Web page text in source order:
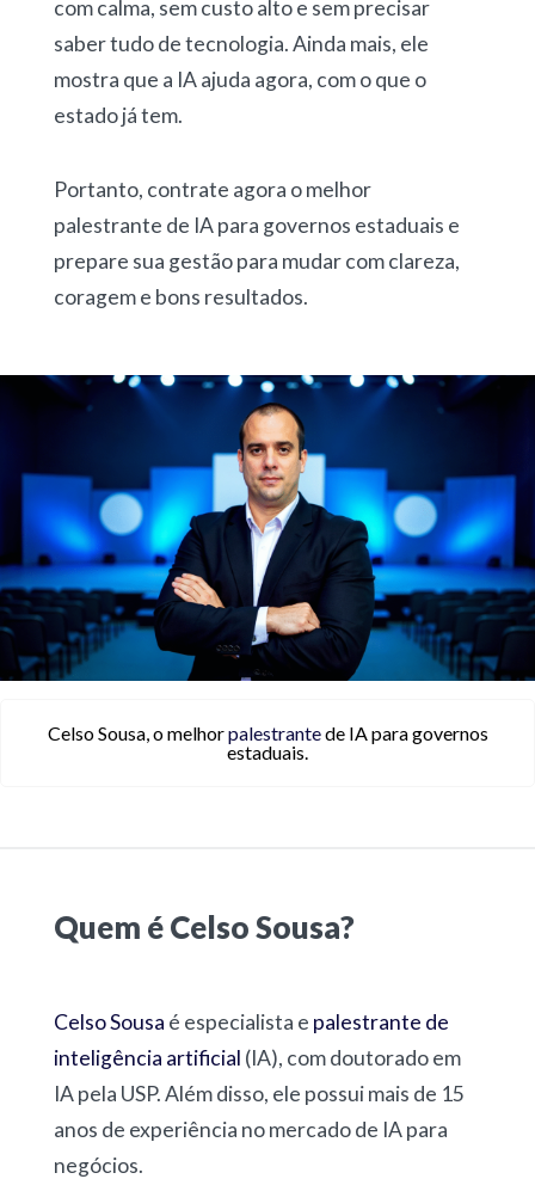
com calma, sem custo alto e sem precisar
saber tudo de tecnologia. Ainda mais, ele
mostra que a IA ajuda agora, com o que o
estado já tem.
Portanto, contrate agora o melhor
palestrante de IA para governos estaduais e
prepare sua gestão para mudar com clareza,
coragem e bons resultados.
Celso Sousa, o melhorpalestrantede IA para governos
estaduais.
Quem é Celso Sousa?
Celso Sousa é especialista e palestrante de
inteligência artificial (IA), com doutorado em
IA pela USP. Além disso, ele possui mais de 15
anos de experiência no mercado de IA para
negócios.